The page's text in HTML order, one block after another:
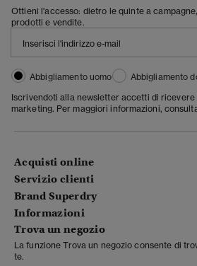
Ottieni l'accesso: dietro le quinte a
prodotti e vendite.
Abbigliamento uomo
Abbigliamento
Iscrivendoti alla newsletter accetti di
marketing. Per maggiori informazioni,
Acquisti online
Servizio clienti
Brand Superdry
Informazioni
Trova un negozio
La funzione Trova un negozio consente di
te.